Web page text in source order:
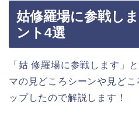
姑修羅場に参戦し
ント4選
「姑 修羅場に参戦します」
マの見どころシーンや見ど
ップしたので解説します！